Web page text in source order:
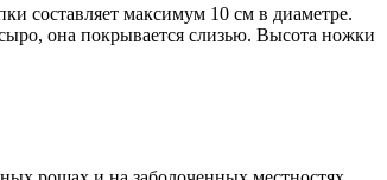
составляет максимум 10 см в диаметре.
она покрывается слизью. Высота ножки